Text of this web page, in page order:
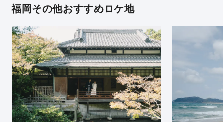
福岡その他おすすめロケ地